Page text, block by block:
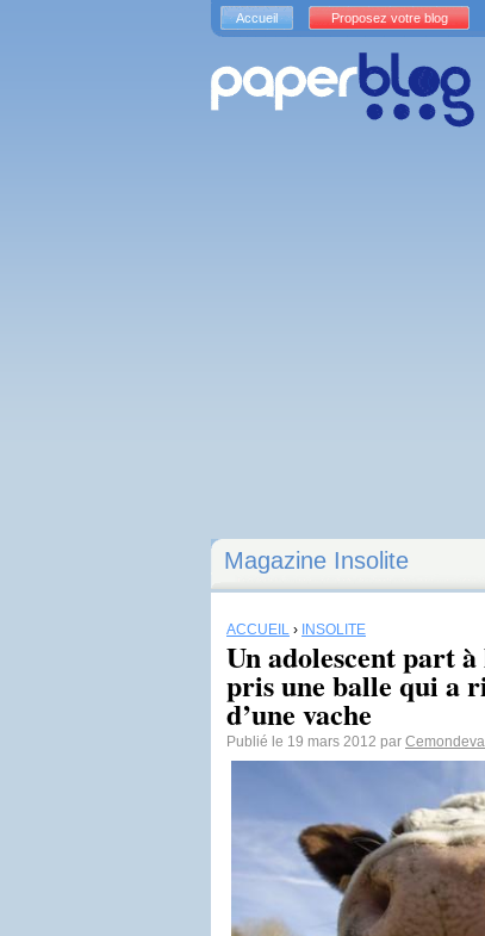
Magazine Insolite
ACCUEIL › INSOLITE
Un adolescent part
pris une balle qui a
d’une vache
Publié le 19 mars 2012 par
Accueil Proposez votre blog